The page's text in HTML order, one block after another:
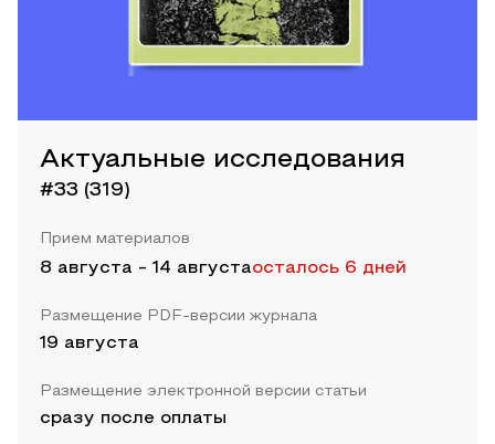
Актуальные исследования
#33 (319)
Прием материалов
8 августа - 14 августаосталось 6 дней
Размещение PDF-версии журнала
19 августа
Размещение электронной версии статьи
сразу после оплаты